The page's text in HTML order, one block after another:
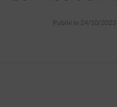
Publié le 24/10/2023